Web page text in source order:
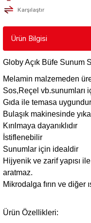
Karşılaştır
Ürün Bilgisi
Globy Açık Büfe Sunum
Melamin malzemeden
Sos,Reçel vb.sunumları
Gıda ile temasa uygundur
Bulaşık makinesinde
Kırılmaya dayanıklıdır
İstiflenebilir
Sunumlar için idealdir
Hijyenik ve zarif yapısı
aratmaz.
Mikrodalga fırın ve diğer
Ürün Özellikleri: